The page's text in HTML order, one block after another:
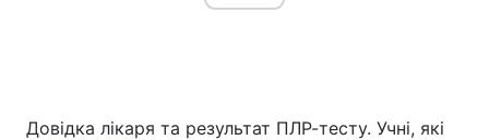
Довідка лікаря та результат ПЛР-тесту. Учні, які